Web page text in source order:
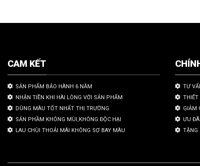
CAM KẾT
SẢN PHẨM BẢO HÀNH 6 NĂM
NHẬN TIỀN KHI HÀI LÒNG VỚI SẢN PHẨM
DÙNG MÀU TỐT NHẤT THỊ TRƯỜNG
SẢN PHẦM KHÔNG MÙI,KHÔNG ĐỘC HẠI
LAU CHÙI THOẢI MÁI KHÔNG SỢ BAY MÀU
TƯ
THIẾT
GIẢM
ƯU
TẶNG